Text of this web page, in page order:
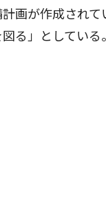
画が作成され
る」としている。